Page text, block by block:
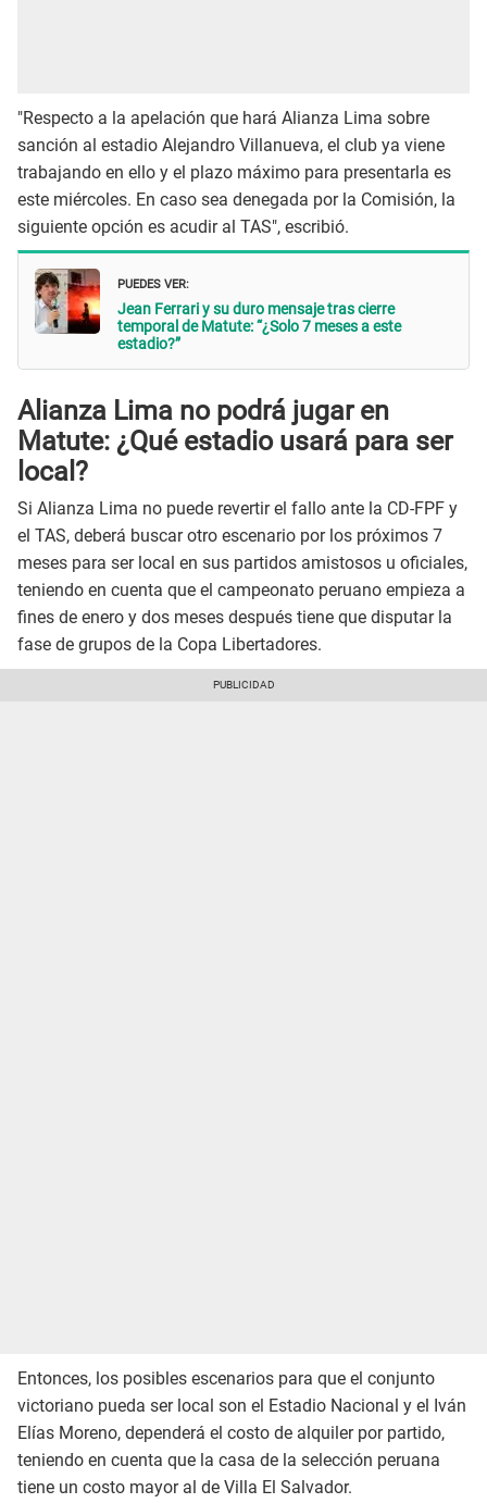
"Respecto a la apelación que hará Alianza Lima sobre
sanción al estadio Alejandro Villanueva, el club ya viene
trabajando en ello y el plazo máximo para presentarla es
este miércoles. En caso sea denegada por la Comisión, la
siguiente opción es acudir al TAS", escribió.
PUEDES VER:
Jean Ferrari y su duro mensaje tras cierre
temporal de Matute: “¿Solo 7 meses a este
estadio?”
Alianza Lima no podrá jugar en
Matute: ¿Qué estadio usará para ser
local?
Si Alianza Lima no puede revertir el fallo ante la CD-FPF y
el TAS, deberá buscar otro escenario por los próximos 7
meses para ser local en sus partidos amistosos u oficiales,
teniendo en cuenta que el campeonato peruano empieza a
fines de enero y dos meses después tiene que disputar la
fase de grupos de la Copa Libertadores.
Entonces, los posibles escenarios para que el conjunto
victoriano pueda ser local son el Estadio Nacional y el Iván
Elías Moreno, dependerá el costo de alquiler por partido,
teniendo en cuenta que la casa de la selección peruana
tiene un costo mayor al de Villa El Salvador.